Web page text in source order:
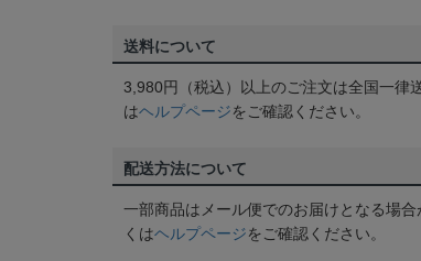
送料について
3,980円（税込）以上のご注文は全国一律
はヘルプページをご確認ください。
配送方法について
一部商品はメール便でのお届けとなる場合
くはヘルプページをご確認ください。